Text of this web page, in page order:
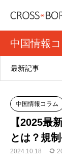
中国情報
最新記事
中国情報コラム
【2025最
とは？規
2024.10.18